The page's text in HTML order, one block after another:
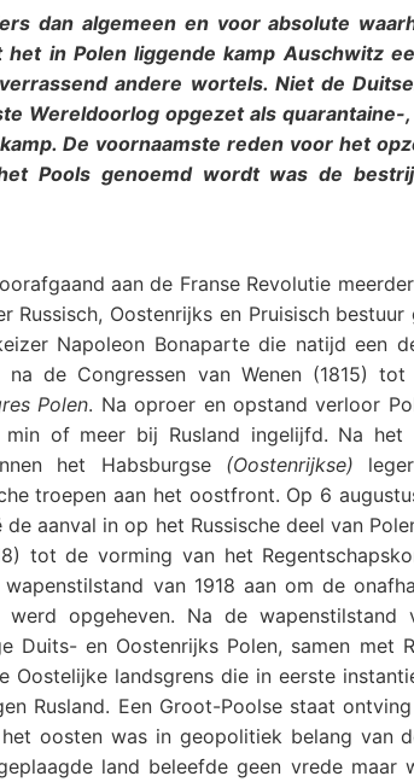
dan algemeen en voor absolute
het in Polen liggende kamp Auschwitz
andere wortels. Niet de
Wereldoorlog opgezet als quarantaine-
De voornaamste reden voor het
Pools genoemd wordt was de
aan de Franse Revolutie
Russisch, Oostenrijks en Pruisisch
Napoleon Bonaparte die natijd een
na de Congressen van Wenen (1815)
Polen. Na oproer en opstand verloor
of meer bij Rusland ingelijfd. Na het
het Habsburgse (Oostenrijkse)
troepen aan het oostfront. Op 6
aanval in op het Russische deel van
tot de vorming van het
van 1918 aan om de
werd opgeheven. Na de
en Oostenrijks Polen, samen met
Oostelijke landsgrens die in eerste
Rusland. Een Groot-Poolse staat
oosten was in geopolitiek belang van
land beleefde geen vrede maar